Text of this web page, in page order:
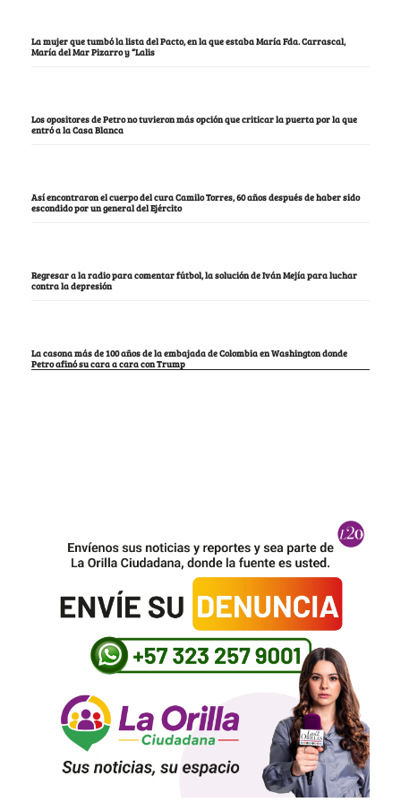
La mujer que tumbó la lista del Pacto, en la que estaba María Fda. Carrascal,
María del Mar Pizarro y “Lalis
Los opositores de Petro no tuvieron más opción que criticar la puerta por la que
entró a la Casa Blanca
Así encontraron el cuerpo del cura Camilo Torres, 60 años después de haber sido
escondido por un general del Ejército
Regresar a la radio para comentar fútbol, la solución de Iván Mejía para luchar
contra la depresión
La casona más de 100 años de la embajada de Colombia en Washington donde
Petro afinó su cara a cara con Trump